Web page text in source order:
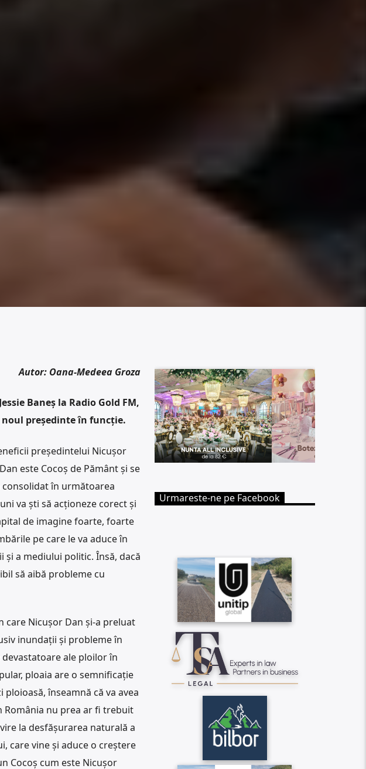
Autor: Oana-Medeea Groza
Baneș la Radio Gold FM,
președinte în funcție.
președintelui Nicușor
este Cocoș de Pământ și se
în următoarea
va ști să acționeze corect și
de imagine foarte, foarte
pe care le va aduce în
a mediului politic. Însă, dacă
să aibă probleme cu
care Nicușor Dan și-a preluat
inundații și probleme în
ale ploilor în
ploaia are o semnificație
înseamnă că va avea
România nu prea ar fi trebuit
la desfășurarea naturală a
care vine și aduce o creștere
Cocoș cum este Nicușor
Urmareste-ne pe Facebook